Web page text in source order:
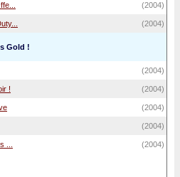
(2004)
(2004)
Gold !
(2004)
! (2004)
(2004)
(2004)
... (2004)